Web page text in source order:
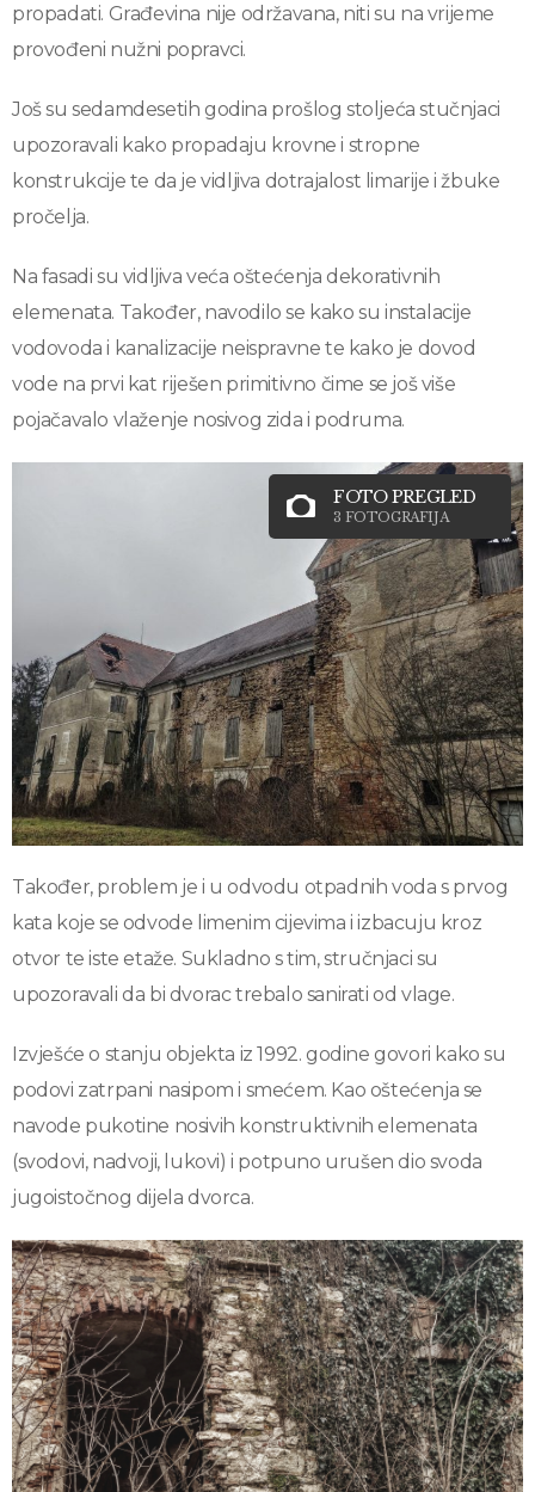
propadati. Građevina nije održavana, niti su na vrijeme
provođeni nužni popravci.
Još su sedamdesetih godina prošlog stoljeća stučnjaci
upozoravali kako propadaju krovne i stropne
konstrukcije te da je vidljiva dotrajalost limarije i žbuke
pročelja.
Na fasadi su vidljiva veća oštećenja dekorativnih
elemenata. Također, navodilo se kako su instalacije
vodovoda i kanalizacije neispravne te kako je dovod
vode na prvi kat riješen primitivno čime se još više
pojačavalo vlaženje nosivog zida i podruma.
FOTO PREGLED
3 FOTOGRAFIJA
Također, problem je i u odvodu otpadnih voda s prvog
kata koje se odvode limenim cijevima i izbacuju kroz
otvor te iste etaže. Sukladno s tim, stručnjaci su
upozoravali da bi dvorac trebalo sanirati od vlage.
Izvješće o stanju objekta iz 1992. godine govori kako su
podovi zatrpani nasipom i smećem. Kao oštećenja se
navode pukotine nosivih konstruktivnih elemenata
(svodovi, nadvoji, lukovi) i potpuno urušen dio svoda
jugoistočnog dijela dvorca.